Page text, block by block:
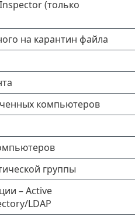
(только
на карантин файла
компьютеров
группы
– Active
LDAP